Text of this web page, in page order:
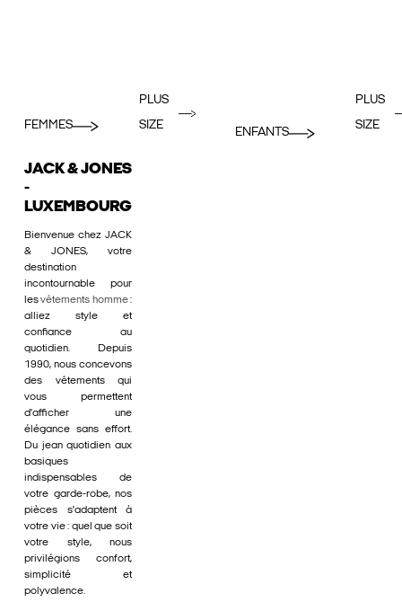
FEMMES
PLUS
SIZE
ENFANTS
PLUS
SIZE
JACK & JONES
-
LUXEMBOURG
Bienvenue chez JACK
& JONES, votre
destination
incontournable pour
lesvêtements homme:
alliez style et
confiance au
quotidien. Depuis
1990, nous concevons
des vêtements qui
vous permettent
d'afficher une
élégance sans effort.
Du jean quotidien aux
basiques
indispensables de
votre garde-robe, nos
pièces s'adaptent à
votre vie : quel que soit
votre style, nous
privilégions confort,
simplicité et
polyvalence.